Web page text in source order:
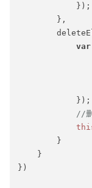
            });
        },
var
            });
//
        }
    }
})